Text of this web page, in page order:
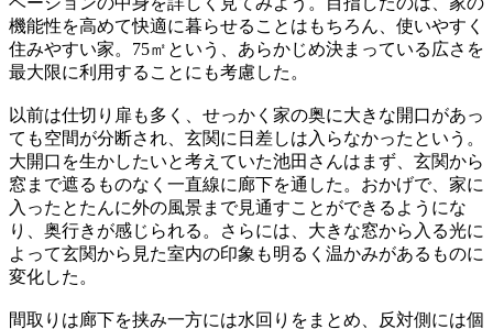
機能性を高めて快適に暮らせることはもちろん、使いやすく
住みやすい家。75㎡という、あらかじめ決まっている広さを
最大限に利用することにも考慮した。
以前は仕切り扉も多く、せっかく家の奥に大きな開口があっ
ても空間が分断され、玄関に日差しは入らなかったという。
大開口を生かしたいと考えていた池田さんはまず、玄関から
窓まで遮るものなく一直線に廊下を通した。おかげで、家に
入ったとたんに外の風景まで見通すことができるようにな
り、奥行きが感じられる。さらには、大きな窓から入る光に
よって玄関から見た室内の印象も明るく温かみがあるものに
変化した。
間取りは廊下を挟み一方には水回りをまとめ、反対側には個